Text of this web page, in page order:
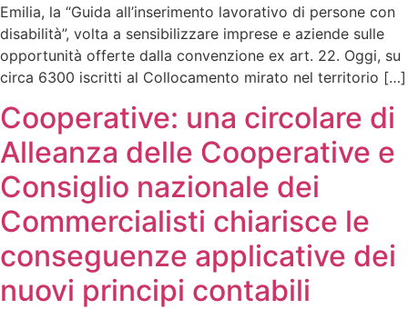
Emilia, la “Guida all’inserimento lavorativo di persone con
disabilità”, volta a sensibilizzare imprese e aziende sulle
opportunità offerte dalla convenzione ex art. 22. Oggi, su
circa 6300 iscritti al Collocamento mirato nel territorio […]
Cooperative: una circolare di
Alleanza delle Cooperative e
Consiglio nazionale dei
Commercialisti chiarisce le
conseguenze applicative dei
nuovi principi contabili